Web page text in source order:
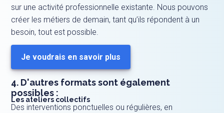
sur une activité professionnelle existante. Nous pouvons
créer les métiers de demain, tant qu’ils répondent à un
besoin, tout est possible.
Je voudrais en savoir plus
4. D'autres formats sont également
possibles :
Les ateliers collectifs
Des interventions ponctuelles ou régulières, en